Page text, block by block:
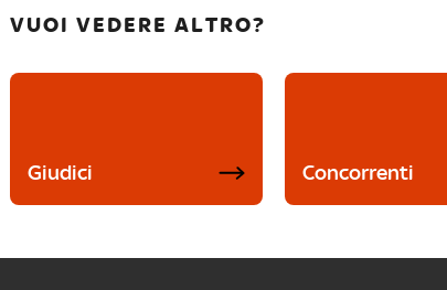
VUOI VEDERE ALTRO?
Giudici Concorrenti